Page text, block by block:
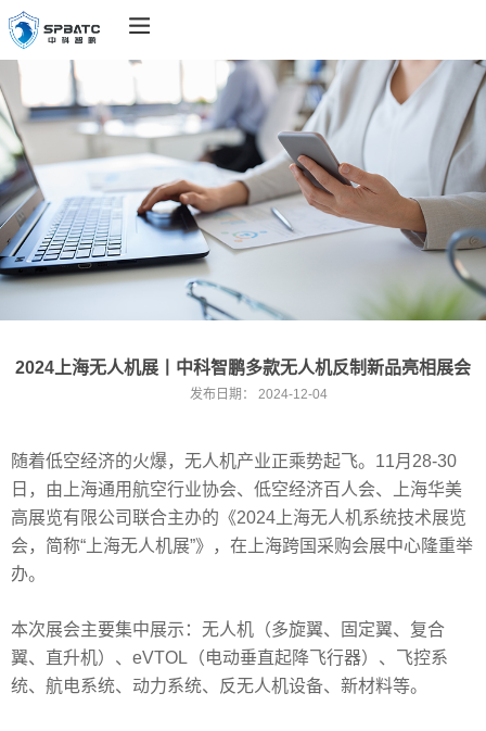
2024上海无人机展丨中科智鹏多款无人机反制新品亮相展会
发布日期： 2024-12-04
随着低空经济的火爆，无人机产业正乘势起飞。11月28-30
日，由上海通用航空行业协会、低空经济百人会、上海华美
高展览有限公司联合主办的《2024上海无人机系统技术展览
会，简称“上海无人机展”》，在上海跨国采购会展中心隆重举
办。
本次展会主要集中展示：无人机（多旋翼、固定翼、复合
翼、直升机）、eVTOL（电动垂直起降飞行器）、飞控系
统、航电系统、动力系统、反无人机设备、新材料等。